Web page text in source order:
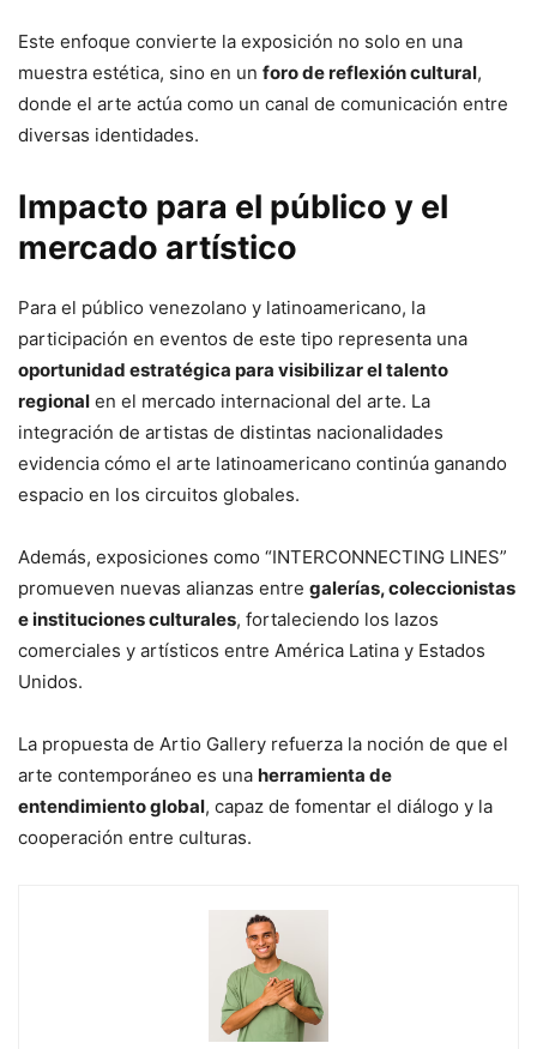
Este enfoque convierte la exposición no solo en una
muestra estética, sino en un foro de reflexión cultural,
donde el arte actúa como un canal de comunicación entre
diversas identidades.
Impacto para el público y el
mercado artístico
Para el público venezolano y latinoamericano, la
participación en eventos de este tipo representa una
oportunidad estratégica para visibilizar el talento
regional en el mercado internacional del arte. La
integración de artistas de distintas nacionalidades
evidencia cómo el arte latinoamericano continúa ganando
espacio en los circuitos globales.
Además, exposiciones como “INTERCONNECTING LINES”
promueven nuevas alianzas entre galerías, coleccionistas
e instituciones culturales, fortaleciendo los lazos
comerciales y artísticos entre América Latina y Estados
Unidos.
La propuesta de Artio Gallery refuerza la noción de que el
arte contemporáneo es una herramienta de
entendimiento global, capaz de fomentar el diálogo y la
cooperación entre culturas.